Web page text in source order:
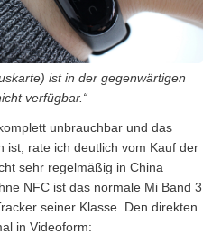
ist in der gegenwärtigen
verfügbar.“
unbrauchbar und das
ist, rate ich deutlich vom Kauf der
sehr regelmäßig in China
NFC ist das normale Mi Band 3
seiner Klasse. Den direkten
in Videoform: